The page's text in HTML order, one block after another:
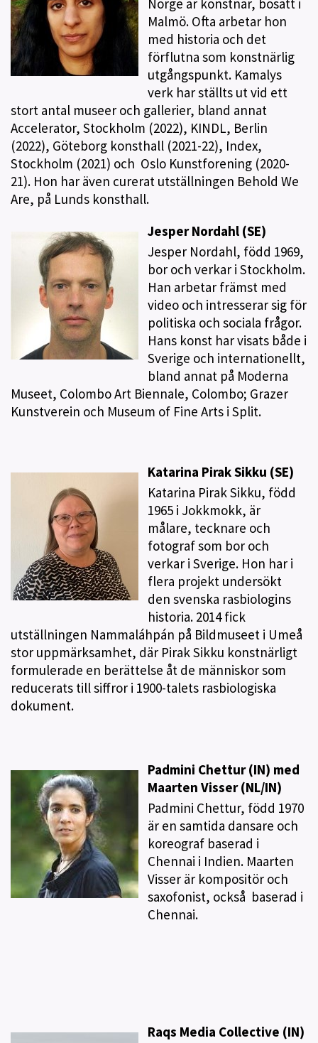
Norge är konstnär, bosatt i
Malmö. Ofta arbetar hon
med historia och det
förflutna som konstnärlig
utgångspunkt. Kamalys
verk har ställts ut vid ett
stort antal museer och gallerier, bland annat
Accelerator, Stockholm (2022), KINDL, Berlin
(2022), Göteborg konsthall (2021-22), Index,
Stockholm (2021) och Oslo Kunstforening (2020-
21). Hon har även curerat utställningen Behold We
Are, på Lunds konsthall.
Jesper Nordahl (SE)
Jesper Nordahl, född 1969,
bor och verkar i Stockholm.
Han arbetar främst med
video och intresserar sig för
politiska och sociala frågor.
Hans konst har visats både i
Sverige och internationellt,
bland annat på Moderna
Museet, Colombo Art Biennale, Colombo; Grazer
Kunstverein och Museum of Fine Arts i Split.
Katarina Pirak Sikku (SE)
Katarina Pirak Sikku, född
1965 i Jokkmokk, är
målare, tecknare och
fotograf som bor och
verkar i Sverige. Hon har i
flera projekt undersökt
den svenska rasbiologins
historia. 2014 fick
utställningen Nammaláhpán på Bildmuseet i Umeå
stor uppmärksamhet, där Pirak Sikku konstnärligt
formulerade en berättelse åt de människor som
reducerats till siffror i 1900-talets rasbiologiska
dokument.
Padmini Chettur (IN) med
Maarten Visser (NL/IN)
Padmini Chettur, född 1970
är en samtida dansare och
koreograf baserad i
Chennai i Indien. Maarten
Visser är kompositör och
saxofonist, också baserad i
Chennai.
Raqs Media Collective (IN)